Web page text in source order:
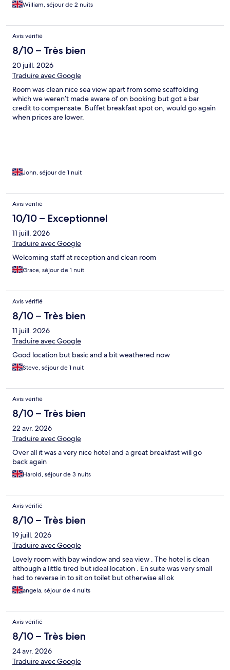
William, séjour de 2 nuits
Avis vérifié
8/10 – Très bien
20 juill. 2026
Traduire avec Google
Room was clean nice sea view apart from some scaffolding
which we weren’t made aware of on booking but got a bar
credit to compensate. Buffet breakfast spot on, would go again
when prices are lower.
John, séjour de 1 nuit
Avis vérifié
10/10 – Exceptionnel
11 juill. 2026
Traduire avec Google
Welcoming staff at reception and clean room
Grace, séjour de 1 nuit
Avis vérifié
8/10 – Très bien
11 juill. 2026
Traduire avec Google
Good location but basic and a bit weathered now
Steve, séjour de 1 nuit
Avis vérifié
8/10 – Très bien
22 avr. 2026
Traduire avec Google
Over all it was a very nice hotel and a great breakfast will go
back again
Harold, séjour de 3 nuits
Avis vérifié
8/10 – Très bien
19 juill. 2026
Traduire avec Google
Lovely room with bay window and sea view . The hotel is clean
although a little tired but ideal location . En suite was very small
had to reverse in to sit on toilet but otherwise all ok
angela, séjour de 4 nuits
Avis vérifié
8/10 – Très bien
24 avr. 2026
Traduire avec Google